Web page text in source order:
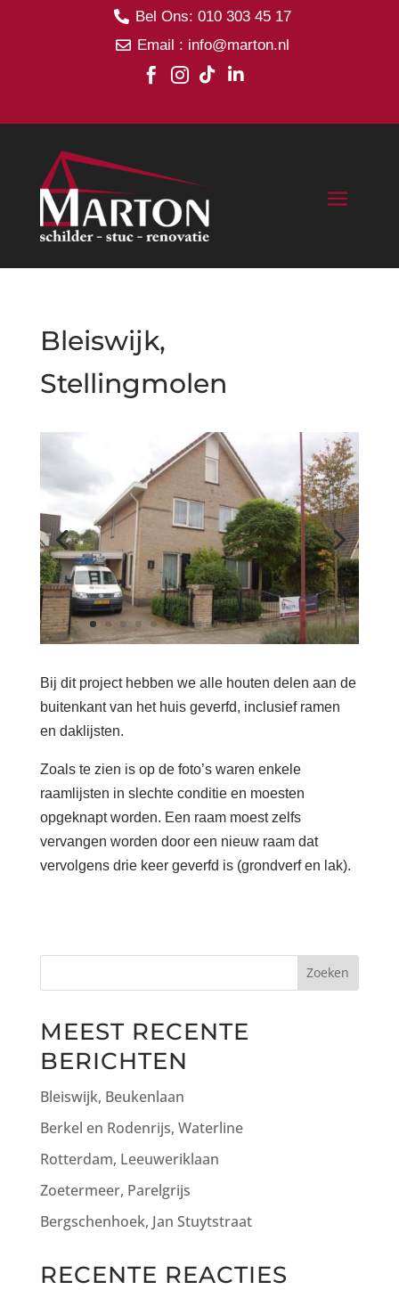
 Bel Ons: 010 303 45 17
 Email : info@marton.nl
   
Bleiswijk,
Stellingmolen
Bij dit project hebben we alle houten delen aan de
buitenkant van het huis geverfd, inclusief ramen
en daklijsten.
Zoals te zien is op de foto’s waren enkele
raamlijsten in slechte conditie en moesten
opgeknapt worden. Een raam moest zelfs
vervangen worden door een nieuw raam dat
vervolgens drie keer geverfd is (grondverf en lak).
Zoeken
MEEST RECENTE
BERICHTEN
Bleiswijk, Beukenlaan
Berkel en Rodenrijs, Waterline
Rotterdam, Leeuweriklaan
Zoetermeer, Parelgrijs
Bergschenhoek, Jan Stuytstraat
RECENTE REACTIES